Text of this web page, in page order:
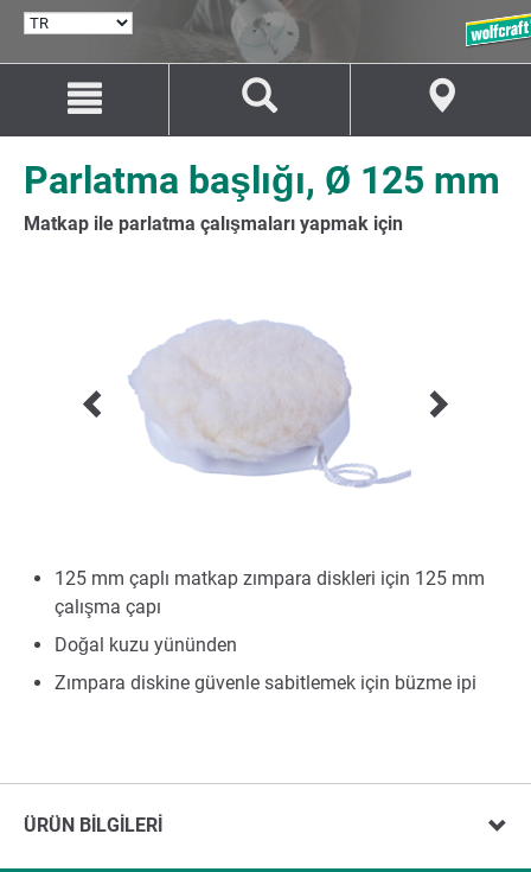
Navigasyona
Parlatma başlığı, Ø 125 mm
Matkap ile parlatma çalışmaları yapmak için
125 mm çaplı matkap zımpara diskleri için 125 mm
çalışma çapı
Doğal kuzu yününden
Zımpara diskine güvenle sabitlemek için büzme ipi
ÜRÜN BILGILERI